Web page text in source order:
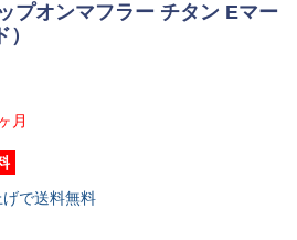
プオンマフラー チタン Eマー
月
で送料無料